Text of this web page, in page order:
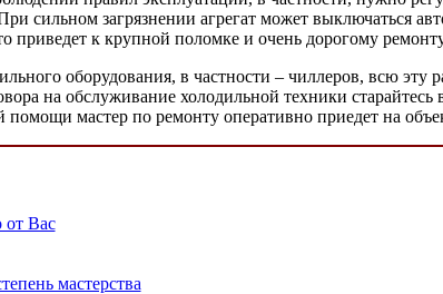
сильном загрязнении агрегат может выключаться
приведет к крупной поломке и очень дорогому
оборудования, в частности – чиллеров, всю
на обслуживание холодильной техники
помощи мастер по ремонту оперативно приедет на
от Вас
мастерства